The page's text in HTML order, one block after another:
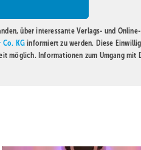
über interessante Verlags- und Online-
Co. KGinformiert zu werden. Diese
möglich. Informationen zum Umgang mit